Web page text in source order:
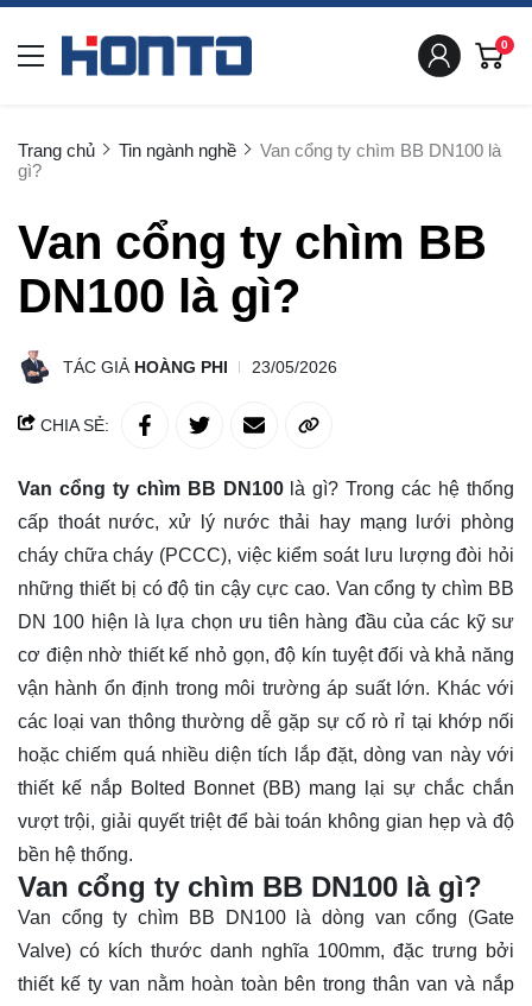
0
Trang chủ Tin ngành nghề
Van cổng ty chìm BB DN100 là
gì?
Van cổng ty chìm BB
DN100 là gì?
TÁC GIẢ HOÀNG PHI 23/05/2026
CHIA SẺ:
Van cổng ty chìm BB DN100 là gì? Trong các hệ thống
cấp thoát nước, xử lý nước thải hay mạng lưới phòng
cháy chữa cháy (PCCC), việc kiểm soát lưu lượng đòi hỏi
những thiết bị có độ tin cậy cực cao. Van cổng ty chìm BB
DN 100 hiện là lựa chọn ưu tiên hàng đầu của các kỹ sư
cơ điện nhờ thiết kế nhỏ gọn, độ kín tuyệt đối và khả năng
vận hành ổn định trong môi trường áp suất lớn. Khác với
các loại van thông thường dễ gặp sự cố rò rỉ tại khớp nối
hoặc chiếm quá nhiều diện tích lắp đặt, dòng van này với
thiết kế nắp Bolted Bonnet (BB) mang lại sự chắc chắn
vượt trội, giải quyết triệt để bài toán không gian hẹp và độ
bền hệ thống.
Van cổng ty chìm BB DN100 là gì?
Van cổng ty chìm BB DN100 là dòng van cổng (Gate
Valve) có kích thước danh nghĩa 100mm, đặc trưng bởi
thiết kế ty van nằm hoàn toàn bên trong thân van và nắp